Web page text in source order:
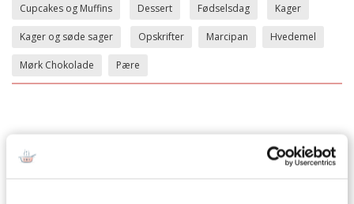
Cupcakes og Muffins Dessert Fødselsdag Kager
Kager og søde sager Opskrifter Marcipan Hvedemel
Mørk Chokolade Pære
SPØRGSMÅL TIL OPSKRIFTEN?
Har du spørgsmål til opskriften eller lyst til at sende en sød